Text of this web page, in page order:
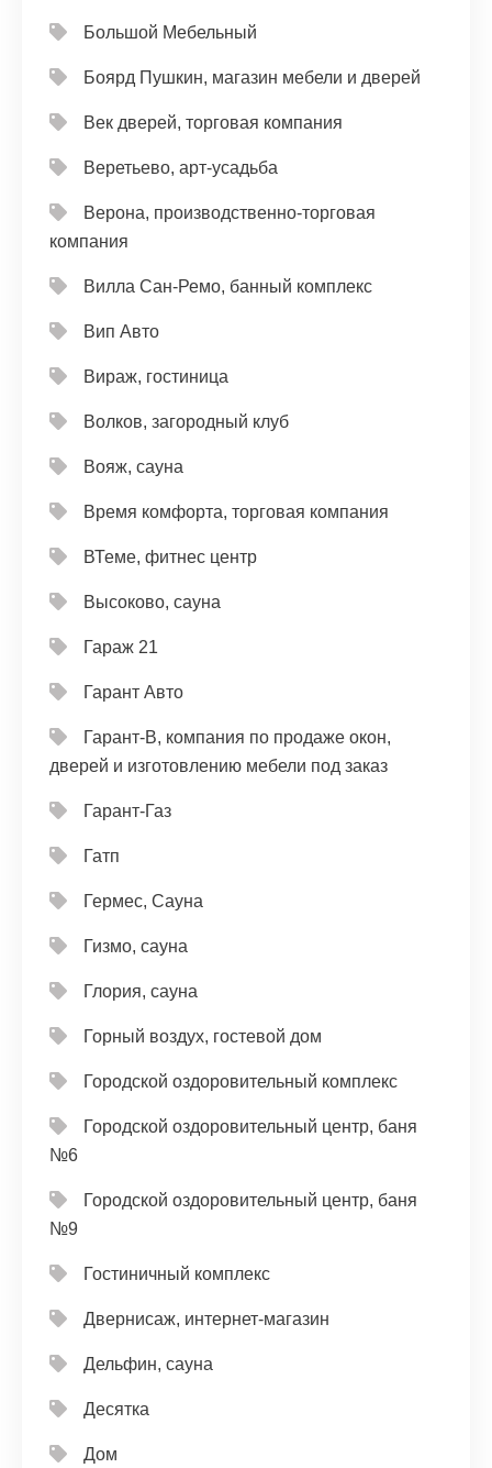
Большой Мебельный
Боярд Пушкин, магазин мебели и дверей
Век дверей, торговая компания
Веретьево, арт-усадьба
Верона, производственно-торговая
компания
Вилла Сан-Ремо, банный комплекс
Вип Авто
Вираж, гостиница
Волков, загородный клуб
Вояж, сауна
Время комфорта, торговая компания
ВТеме, фитнес центр
Высоково, сауна
Гараж 21
Гарант Авто
Гарант-В, компания по продаже окон,
дверей и изготовлению мебели под заказ
Гарант-Газ
Гатп
Гермес, Сауна
Гизмо, сауна
Глория, сауна
Горный воздух, гостевой дом
Городской оздоровительный комплекс
Городской оздоровительный центр, баня
№6
Городской оздоровительный центр, баня
№9
Гостиничный комплекс
Двернисаж, интернет-магазин
Дельфин, сауна
Десятка
Дом